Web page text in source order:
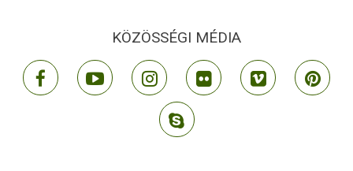
KÖZÖSSÉGI MÉDIA
facebookyoutubeinstagramflickr vimeo
skype